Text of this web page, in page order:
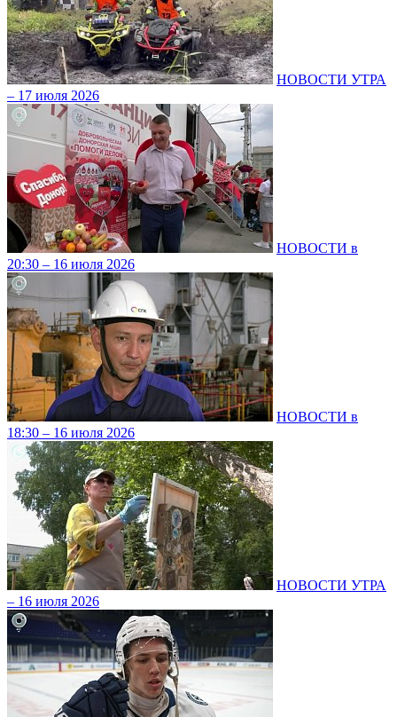
НОВОСТИ УТРА
– 17 июля 2026
НОВОСТИ в
20:30 – 16 июля 2026
НОВОСТИ в
18:30 – 16 июля 2026
НОВОСТИ УТРА
– 16 июля 2026